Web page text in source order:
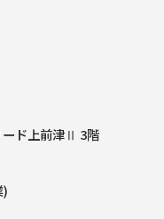
ード上前津Ⅱ 3階